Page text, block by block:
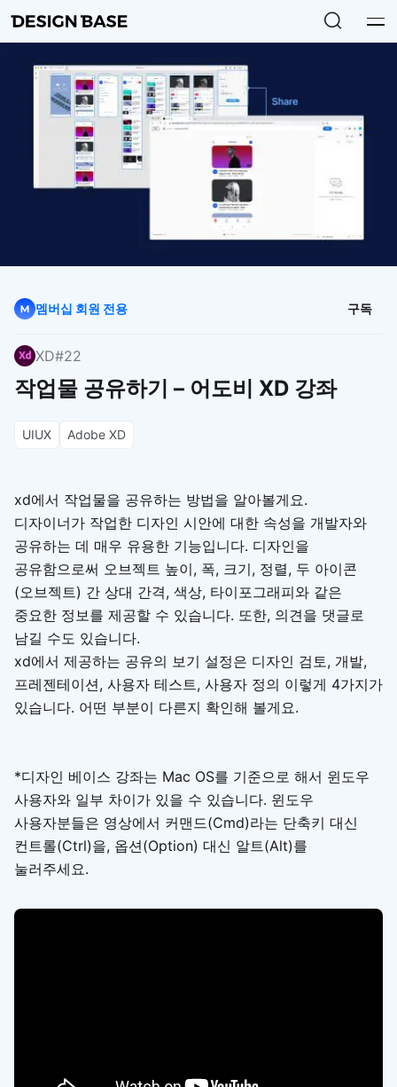
멤버십 회원 전용 구독
XD#22
작업물 공유하기 – 어도비 XD 강좌
UIUX Adobe XD
xd에서 작업물을 공유하는 방법을 알아볼게요.
디자이너가 작업한 디자인 시안에 대한 속성을 개발자와
공유하는 데 매우 유용한 기능입니다. 디자인을
공유함으로써 오브젝트 높이, 폭, 크기, 정렬, 두 아이콘
(오브젝트) 간 상대 간격, 색상, 타이포그래피와 같은
중요한 정보를 제공할 수 있습니다. 또한, 의견을 댓글로
남길 수도 있습니다.
xd에서 제공하는 공유의 보기 설정은 디자인 검토, 개발,
프레젠테이션, 사용자 테스트, 사용자 정의 이렇게 4가지가
있습니다. 어떤 부분이 다른지 확인해 볼게요.
*디자인 베이스 강좌는 Mac OS를 기준으로 해서 윈도우
사용자와 일부 차이가 있을 수 있습니다. 윈도우
사용자분들은 영상에서 커맨드(Cmd)라는 단축키 대신
컨트롤(Ctrl)을, 옵션(Option) 대신 알트(Alt)를
눌러주세요.